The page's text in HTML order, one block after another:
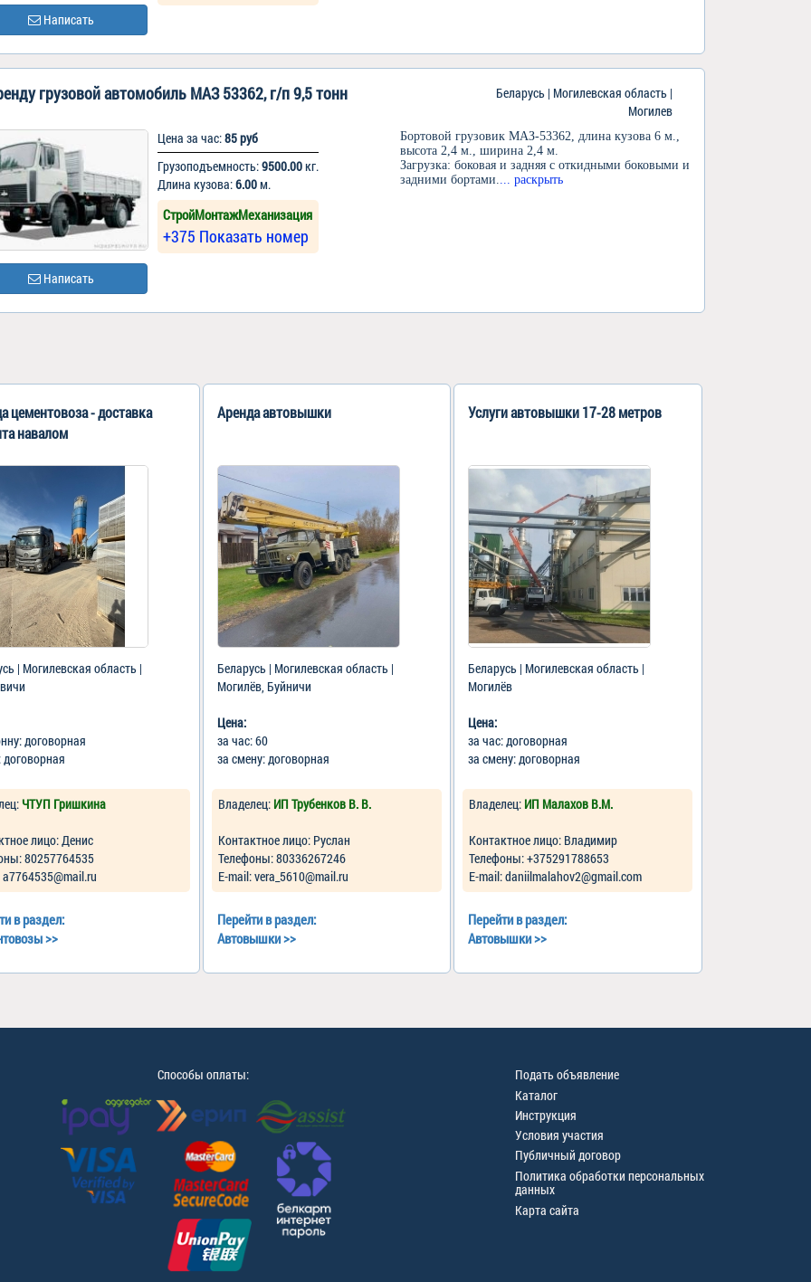
Написать
грузовой автомобиль МАЗ 53362, г/п 9,5 тонн
Беларусь | Могилевская область |
Могилев
Написать
Цена за час:85 руб
Грузоподъемность:9500.00кг.
Длина кузова:6.00м.
СтройМонтажМеханизация
+375 Показать номер
Бортовой грузовик МАЗ-53362, длина кузова 6 м.,
высота 2,4 м., ширина 2,4 м.
Загрузка: боковая и задняя с откидными боковыми и
задними бортами.
... раскрыть
цементовоза - доставка
навалом
| Могилевская область |
договорная
договорная
ЧТУП Гришкина
лицо: Денис
80257764535
в раздел:
>>
Аренда автовышки
Беларусь | Могилевская область |
Могилёв, Буйничи
Цена:
за час: 60
за смену: договорная
Владелец: ИП Трубенков В. В.
Контактное лицо: Руслан
Телефоны: 80336267246
Е-mail: vera_5610@mail.ru
Перейти в раздел:
Автовышки>>
Услуги автовышки 17-28 метров
Беларусь | Могилевская область |
Могилёв
Цена:
за час: договорная
за смену: договорная
Владелец: ИП Малахов В.М.
Контактное лицо: Владимир
Телефоны: +375291788653
Е-mail: daniilmalahov2@gmail.com
Перейти в раздел:
Автовышки>>
Способы оплаты:
Подать объявление
Каталог
Инструкция
Условия участия
Публичный договор
Политика обработки персональных
данных
Карта сайта